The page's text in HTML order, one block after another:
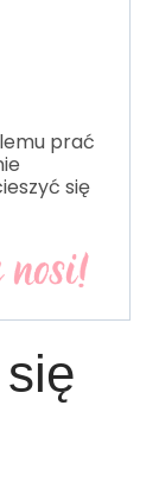
prać
się